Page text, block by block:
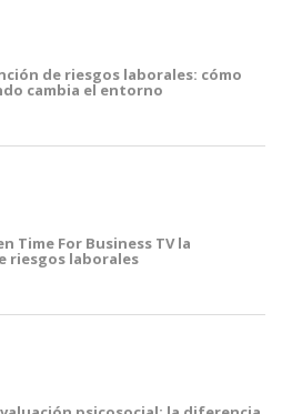
de riesgos laborales: cómo
cambia el entorno
Time For Business TV la
riesgos laborales